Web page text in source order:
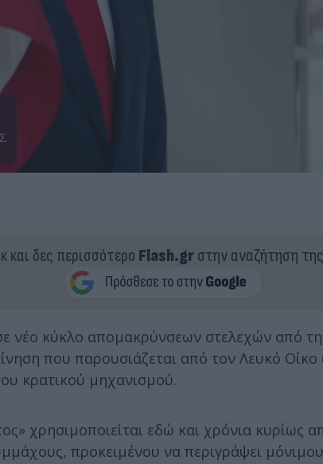
και δες περισσότερο Flash.grστην αναζήτηση της
νέο κύκλο απομακρύνσεων στελεχών από
που παρουσιάζεται από τον Λευκό
κρατικού μηχανισμού.
χρησιμοποιείται εδώ και χρόνια κυρίως
προκειμένου να περιγράψει